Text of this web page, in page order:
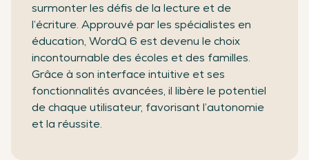
surmonter les défis de la lecture et de
l’écriture. Approuvé par les spécialistes en
éducation, WordQ 6 est devenu le choix
incontournable des écoles et des familles.
Grâce à son interface intuitive et ses
fonctionnalités avancées, il libère le potentiel
de chaque utilisateur, favorisant l’autonomie
et la réussite.